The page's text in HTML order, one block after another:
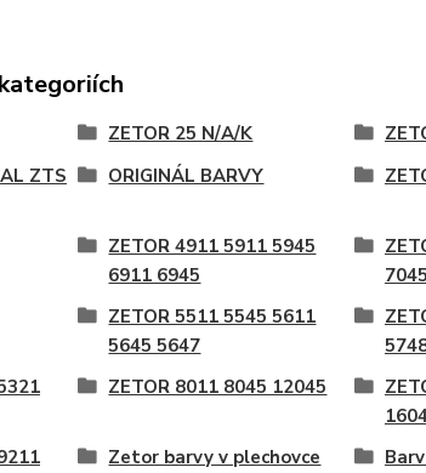
ZETOR 25 N/A/K
ZTS
ORIGINÁL BARVY
ZETOR 4911 5911 5945
6911 6945
ZETOR 5511 5545 5611
5645 5647
ZETOR 8011 8045 12045
Zetor barvy v plechovce